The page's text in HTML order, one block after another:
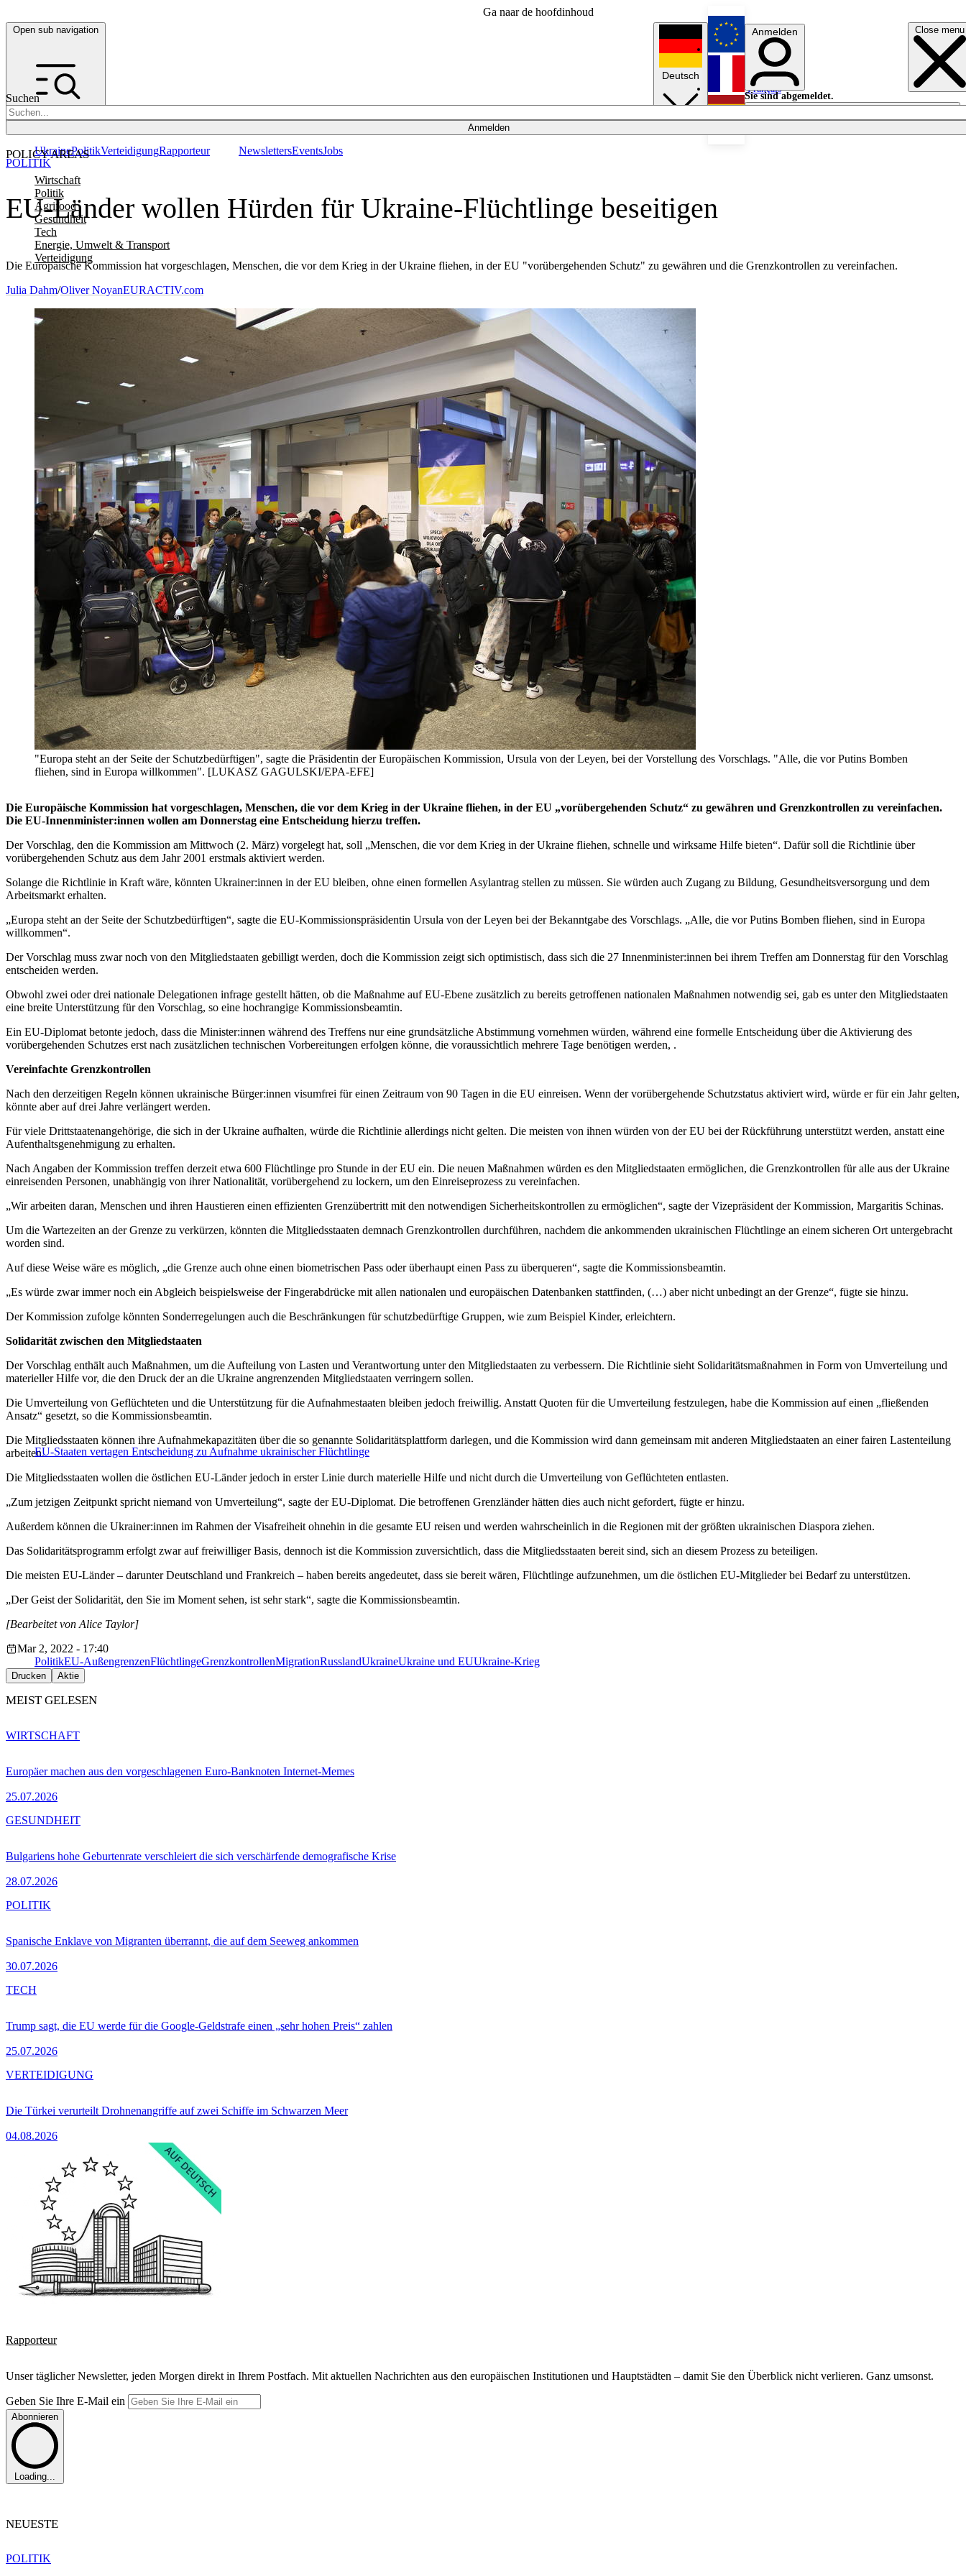
Ga naar de hoofdinhoud
Open sub navigation Close menu
Suchen
Anmelden
POLICY AREAS
Wirtschaft
Politik
Agrifood
Gesundheit
Tech
Energie, Umwelt & Transport
Verteidigung
UkrainePolitikVerteidigungRapporteur NewslettersEventsJobs
Deutsch
English
Français
Anmelden
Sie sind abgemeldet.
Anmelden
Licht aus
EU-Länder wollen Hürden für Ukraine-Flüchtlinge beseitigen
Die Europäische Kommission hat vorgeschlagen, Menschen, die vor dem Krieg in der Ukraine fliehen, in der EU "vorübergehenden Schutz" zu gewähren und die Grenzkontrollen zu vereinfachen.
POLITIK
Julia Dahm/Oliver NoyanEURACTIV.com
"Europa steht an der Seite der Schutzbedürftigen", sagte die Präsidentin der Europäischen Kommission, Ursula von der Leyen, bei der Vorstellung des Vorschlags. "Alle, die vor Putins Bomben
fliehen, sind in Europa willkommen". [LUKASZ GAGULSKI/EPA-EFE]
Die Europäische Kommission hat vorgeschlagen, Menschen, die vor dem Krieg in der Ukraine fliehen, in der EU „vorübergehenden Schutz“ zu gewähren und Grenzkontrollen zu vereinfachen.
Die EU-Innenminister:innen wollen am Donnerstag eine Entscheidung hierzu treffen.
Der Vorschlag, den die Kommission am Mittwoch (2. März) vorgelegt hat, soll „Menschen, die vor dem Krieg in der Ukraine fliehen, schnelle und wirksame Hilfe bieten“. Dafür soll die Richtlinie über
vorübergehenden Schutz aus dem Jahr 2001 erstmals aktiviert werden.
Solange die Richtlinie in Kraft wäre, könnten Ukrainer:innen in der EU bleiben, ohne einen formellen Asylantrag stellen zu müssen. Sie würden auch Zugang zu Bildung, Gesundheitsversorgung und dem
Arbeitsmarkt erhalten.
„Europa steht an der Seite der Schutzbedürftigen“, sagte die EU-Kommissionspräsidentin Ursula von der Leyen bei der Bekanntgabe des Vorschlags. „Alle, die vor Putins Bomben fliehen, sind in Europa
willkommen“.
Der Vorschlag muss zwar noch von den Mitgliedstaaten gebilligt werden, doch die Kommission zeigt sich optimistisch, dass sich die 27 Innenminister:innen bei ihrem Treffen am Donnerstag für den Vorschlag
entscheiden werden.
Obwohl zwei oder drei nationale Delegationen infrage gestellt hätten, ob die Maßnahme auf EU-Ebene zusätzlich zu bereits getroffenen nationalen Maßnahmen notwendig sei, gab es unter den Mitgliedstaaten
eine breite Unterstützung für den Vorschlag, so eine hochrangige Kommissionsbeamtin.
Ein EU-Diplomat betonte jedoch, dass die Minister:innen während des Treffens nur eine grundsätzliche Abstimmung vornehmen würden, während eine formelle Entscheidung über die Aktivierung des
vorübergehenden Schutzes erst nach zusätzlichen technischen Vorbereitungen erfolgen könne, die voraussichtlich mehrere Tage benötigen werden, .
Vereinfachte Grenzkontrollen
Nach den derzeitigen Regeln können ukrainische Bürger:innen visumfrei für einen Zeitraum von 90 Tagen in die EU einreisen. Wenn der vorübergehende Schutzstatus aktiviert wird, würde er für ein Jahr gelten,
könnte aber auf drei Jahre verlängert werden.
Für viele Drittstaatenangehörige, die sich in der Ukraine aufhalten, würde die Richtlinie allerdings nicht gelten. Die meisten von ihnen würden von der EU bei der Rückführung unterstützt werden, anstatt eine
Aufenthaltsgenehmigung zu erhalten.
Nach Angaben der Kommission treffen derzeit etwa 600 Flüchtlinge pro Stunde in der EU ein. Die neuen Maßnahmen würden es den Mitgliedstaaten ermöglichen, die Grenzkontrollen für alle aus der Ukraine
einreisenden Personen, unabhängig von ihrer Nationalität, vorübergehend zu lockern, um den Einreiseprozess zu vereinfachen.
„Wir arbeiten daran, Menschen und ihren Haustieren einen effizienten Grenzübertritt mit den notwendigen Sicherheitskontrollen zu ermöglichen“, sagte der Vizepräsident der Kommission, Margaritis Schinas.
Um die Wartezeiten an der Grenze zu verkürzen, könnten die Mitgliedsstaaten demnach Grenzkontrollen durchführen, nachdem die ankommenden ukrainischen Flüchtlinge an einem sicheren Ort untergebracht
worden sind.
Auf diese Weise wäre es möglich, „die Grenze auch ohne einen biometrischen Pass oder überhaupt einen Pass zu überqueren“, sagte die Kommissionsbeamtin.
„Es würde zwar immer noch ein Abgleich beispielsweise der Fingerabdrücke mit allen nationalen und europäischen Datenbanken stattfinden, (…) aber nicht unbedingt an der Grenze“, fügte sie hinzu.
Der Kommission zufolge könnten Sonderregelungen auch die Beschränkungen für schutzbedürftige Gruppen, wie zum Beispiel Kinder, erleichtern.
Solidarität zwischen den Mitgliedstaaten
Der Vorschlag enthält auch Maßnahmen, um die Aufteilung von Lasten und Verantwortung unter den Mitgliedstaaten zu verbessern. Die Richtlinie sieht Solidaritätsmaßnahmen in Form von Umverteilung und
materieller Hilfe vor, die den Druck der an die Ukraine angrenzenden Mitgliedstaaten verringern sollen.
Die Umverteilung von Geflüchteten und die Unterstützung für die Aufnahmestaaten bleiben jedoch freiwillig. Anstatt Quoten für die Umverteilung festzulegen, habe die Kommission auf einen „fließenden
Ansatz“ gesetzt, so die Kommissionsbeamtin.
EU-Staaten vertagen Entscheidung zu Aufnahme ukrainischer Flüchtlinge
Die Mitgliedsstaaten können ihre Aufnahmekapazitäten über die so genannte Solidaritätsplattform darlegen, und die Kommission wird dann gemeinsam mit anderen Mitgliedstaaten an einer fairen Lastenteilung
arbeiten.
Die Mitgliedsstaaten wollen die östlichen EU-Länder jedoch in erster Linie durch materielle Hilfe und nicht durch die Umverteilung von Geflüchteten entlasten.
„Zum jetzigen Zeitpunkt spricht niemand von Umverteilung“, sagte der EU-Diplomat. Die betroffenen Grenzländer hätten dies auch nicht gefordert, fügte er hinzu.
Außerdem können die Ukrainer:innen im Rahmen der Visafreiheit ohnehin in die gesamte EU reisen und werden wahrscheinlich in die Regionen mit der größten ukrainischen Diaspora ziehen.
Das Solidaritätsprogramm erfolgt zwar auf freiwilliger Basis, dennoch ist die Kommission zuversichtlich, dass die Mitgliedsstaaten bereit sind, sich an diesem Prozess zu beteiligen.
Die meisten EU-Länder – darunter Deutschland und Frankreich – haben bereits angedeutet, dass sie bereit wären, Flüchtlinge aufzunehmen, um die östlichen EU-Mitglieder bei Bedarf zu unterstützen.
„Der Geist der Solidarität, den Sie im Moment sehen, ist sehr stark“, sagte die Kommissionsbeamtin.
[Bearbeitet von Alice Taylor]
Mar 2, 2022 - 17:40
PolitikEU-AußengrenzenFlüchtlingeGrenzkontrollenMigrationRusslandUkraineUkraine und EUUkraine-Krieg
Drucken Aktie
MEIST GELESEN
Europäer machen aus den vorgeschlagenen Euro-Banknoten Internet-Memes
25.07.2026
WIRTSCHAFT
Bulgariens hohe Geburtenrate verschleiert die sich verschärfende demografische Krise
28.07.2026
GESUNDHEIT
Spanische Enklave von Migranten überrannt, die auf dem Seeweg ankommen
30.07.2026
POLITIK
Trump sagt, die EU werde für die Google-Geldstrafe einen „sehr hohen Preis“ zahlen
25.07.2026
TECH
Die Türkei verurteilt Drohnenangriffe auf zwei Schiffe im Schwarzen Meer
04.08.2026
VERTEIDIGUNG
Rapporteur
Unser täglicher Newsletter, jeden Morgen direkt in Ihrem Postfach. Mit aktuellen Nachrichten aus den europäischen Institutionen und Hauptstädten – damit Sie den Überblick nicht verlieren. Ganz umsonst.
Geben Sie Ihre E-Mail ein
Abonnieren
Loading...
NEUESTE
POLITIK